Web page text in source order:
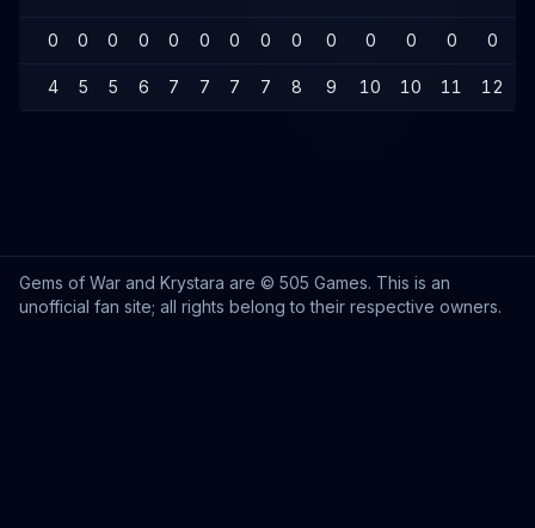
0 0 0 0 0 0 0 0 0 0 0 0 0 0
4 5 5 6 7 7 7 7 8 9 10 10 11 12
Gems of War and Krystara are © 505 Games. This is an
unofficial fan site; all rights belong to their respective owners.